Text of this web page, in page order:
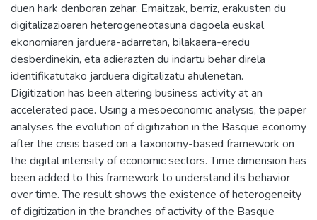
duen hark denboran zehar. Emaitzak, berriz, erakusten du
digitalizazioaren heterogeneotasuna dagoela euskal
ekonomiaren jarduera-adarretan, bilakaera-eredu
desberdinekin, eta adierazten du indartu behar direla
identifikatutako jarduera digitalizatu ahulenetan.
Digitization has been altering business activity at an
accelerated pace. Using a mesoeconomic analysis, the paper
analyses the evolution of digitization in the Basque economy
after the crisis based on a taxonomy-based framework on
the digital intensity of economic sectors. Time dimension has
been added to this framework to understand its behavior
over time. The result shows the existence of heterogeneity
of digitization in the branches of activity of the Basque